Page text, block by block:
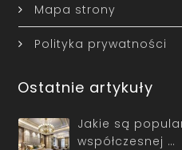
Mapa strony
Polityka prywatności
Ostatnie artykuły
Jakie są
współczesnej …